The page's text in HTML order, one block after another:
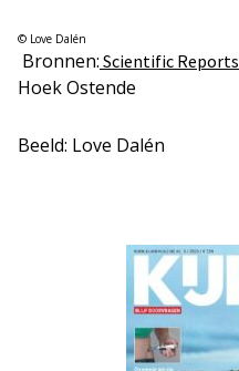
© Love Dalén
Bronnen: Scientific Reports
Hoek Ostende
Beeld: Love Dalén